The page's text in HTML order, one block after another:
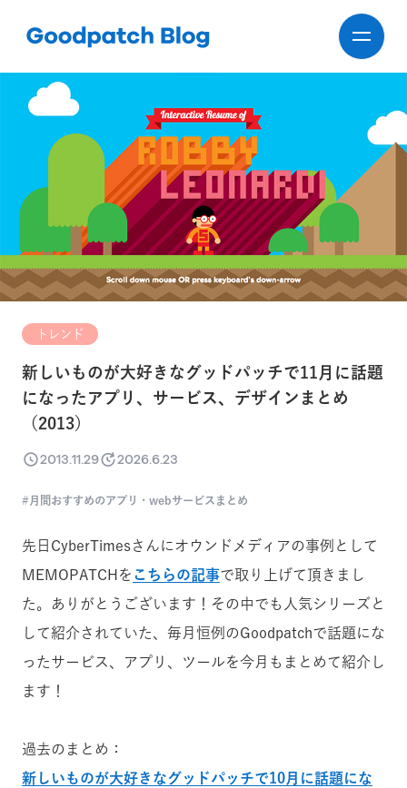
トレンド
新しいものが大好きなグッドパッチで11月に話題
になったアプリ、サービス、デザインまとめ
（2013）
2013.11.29 2026.6.23
月間おすすめのアプリ・webサービスまとめ
先日CyberTimesさんにオウンドメディアの事例として
MEMOPATCHを こちらの記事で取り上げて頂きまし
た。ありがとうございます！その中でも人気シリーズと
して紹介されていた、毎月恒例のGoodpatchで話題にな
ったサービス、アプリ、ツールを今月もまとめて紹介し
ます！
過去のまとめ：
新しいものが大好きなグッドパッチで10月に話題にな